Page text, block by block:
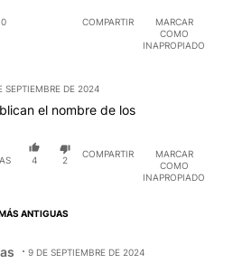
0 COMPARTIR
MARCAR
COMO
INAPROPIADO
SEPTIEMBRE DE 2024
el nombre de los
4 2
COMPARTIR
MARCAR
COMO
INAPROPIADO
ANTIGUAS
9 DE SEPTIEMBRE DE 2024